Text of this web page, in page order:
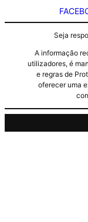
Seja
A informação
utilizadores, é
e regras de
oferecer uma